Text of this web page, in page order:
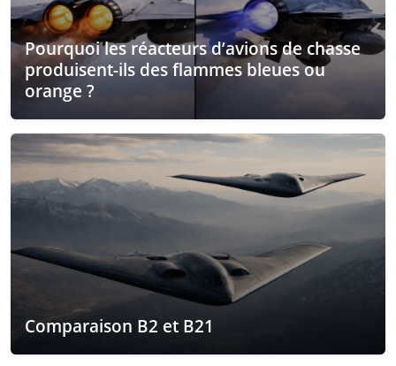
Pourquoi les réacteurs d’avions de chasse
produisent-ils des flammes bleues ou
orange ?
Comparaison B2 et B21